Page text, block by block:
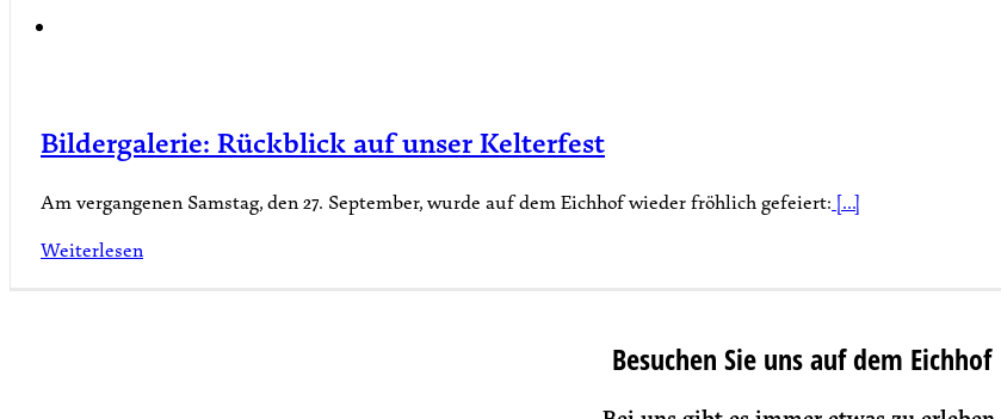
Bildergalerie: Rückblick auf unser Kelterfest
Am vergangenen Samstag, den 27. September, wurde auf dem Eichhof wieder fröhlich gefeiert: [...]
Weiterlesen
Besuchen Sie uns auf dem Eichhof